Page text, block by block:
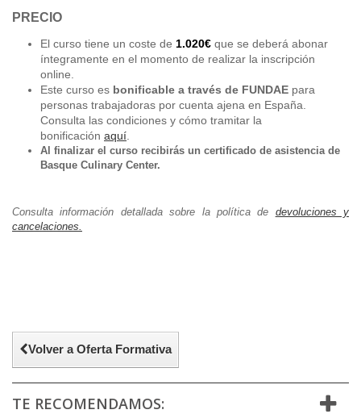
PRECIO
El curso tiene un coste de 1.020€ que se deberá abonar
íntegramente en el momento de realizar la inscripción
online.
​Este curso es bonificable a través de FUNDAE para
personas trabajadoras por cuenta ajena en España.
Consulta las condiciones y cómo tramitar la
bonificación aquí
Al finalizar el curso recibirás un certificado de asistencia de
Basque Culinary Center.
Consulta información detallada sobre la política de devoluciones y
cancelaciones.
Volver a Oferta Formativa
TE RECOMENDAMOS: